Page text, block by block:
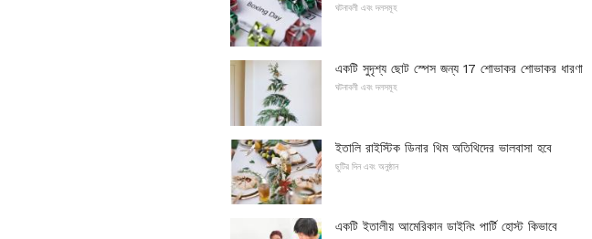
ঘটনাবলী এবং দলসমূহ
একটি সুদৃশ্য ছোট স্পেস জন্য 17 শোভাকর শোভাকর ধারণা
ঘটনাবলী এবং দলসমূহ
ইতালি রাইস্টিক ডিনার থিম অতিথিদের ভালবাসা হবে
ছুটির দিন এবং অনুষ্ঠান
একটি ইতালীয় আমেরিকান ডাইনিং পার্টি হোস্ট কিভাবে